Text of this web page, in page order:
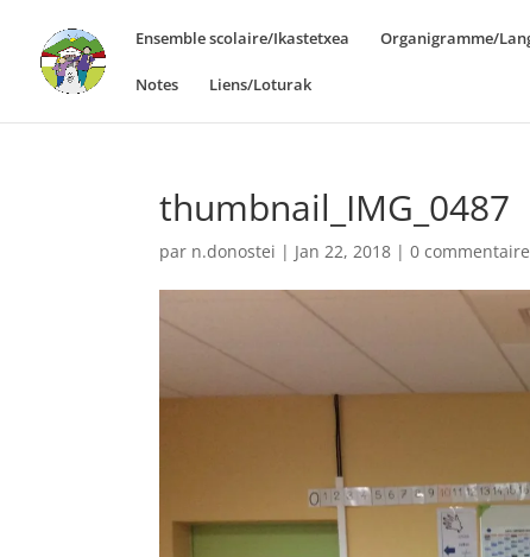
Ensemble scolaire/Ikastetxea Organigramme/
Notes Liens/Loturak
thumbnail_IMG_0487
par n.donostei | Jan 22, 2018 |0